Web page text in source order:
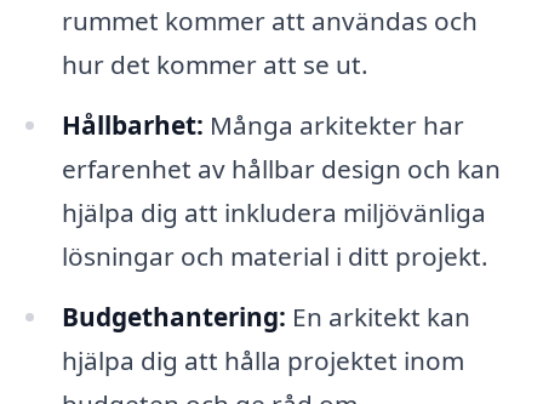
rummet kommer att användas och
hur det kommer att se ut.
Hållbarhet: Många arkitekter har
erfarenhet av hållbar design och kan
hjälpa dig att inkludera miljövänliga
lösningar och material i ditt projekt.
Budgethantering: En arkitekt kan
hjälpa dig att hålla projektet inom